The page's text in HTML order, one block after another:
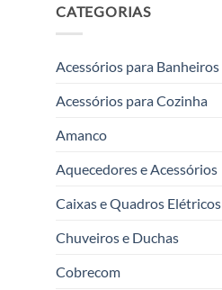
CATEGORIAS
Acessórios para Banheiros
Acessórios para Cozinha
Amanco
Aquecedores e Acessórios
Caixas e Quadros Elétricos
Chuveiros e Duchas
Cobrecom